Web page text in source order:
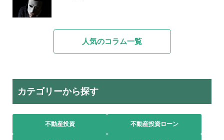
人気のコラム一覧
カテゴリーから探す
不動産投資 不動産投資ローン